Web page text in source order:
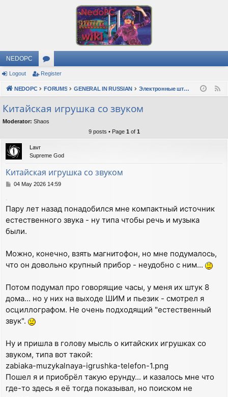
NEDOPC
or
u
s
Logout Register
NEDOPC FORUMS GENERAL IN RUSSIAN Электронные штучки
Китайская игрушка со звуком
Moderator: Shaos
9 posts • Page 1 of 1
Lavr
Supreme God
Китайская игрушка со звуком
P
t
04 May 2026 14:59
.
Пару лет назад понадобился мне компактный источник
естественного звука - ну типа чтобы речь и музыка
были.
Можно, конечно, взять магнитофон, но мне подумалось,
что он довольно крупный прибор - неудобно с ним...
Потом подумал про говорящие часы, у меня их штук 8
дома... но у них на выходе ШИМ и пьезик - смотрел я
осциллографом. Не очень подходящий "естественный
звук".
Ну и пришла в голову мысль о китайских игрушках со
звуком, типа вот такой:
zabiaka-muzykalnaya-igrushka-telefon-1.png
Пошел я и приобрёл такую ерунду... и казалось мне что
где-то здесь я её тогда показывал, но поиском не